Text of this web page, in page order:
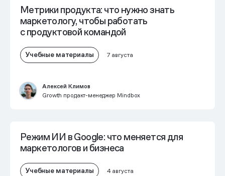
Метрики продукта: что нужно знать
маркетологу, чтобы работать
с продуктовой командой
Учебные материалы 7 августа
Алексей Климов
Growth продакт-менеджер Mindbox
Режим ИИ в Google: что меняется для
маркетологов и бизнеса
Учебные материалы 4 августа